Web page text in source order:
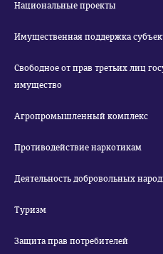
Национальные проекты
Имущественная поддержка
Свободное от прав третьих лиц
имущество
Агропромышленный комплекс
Противодействие наркотикам
Деятельность добровольных
Туризм
Защита прав потребителей